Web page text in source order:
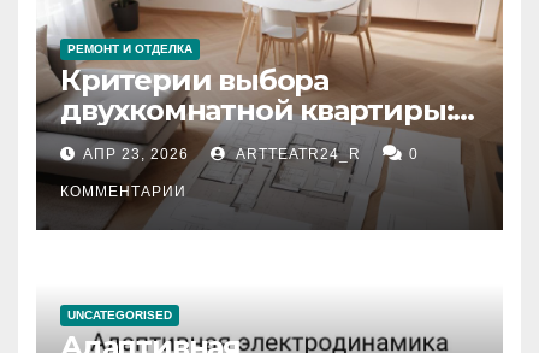
РЕМОНТ И ОТДЕЛКА
Критерии выбора
двухкомнатной квартиры:
планировка, площадь,
состояние и документация
АПР 23, 2026 ARTTEATR24_R 0
КОММЕНТАРИИ
UNCATEGORISED